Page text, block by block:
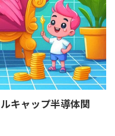
キャップ半導体関